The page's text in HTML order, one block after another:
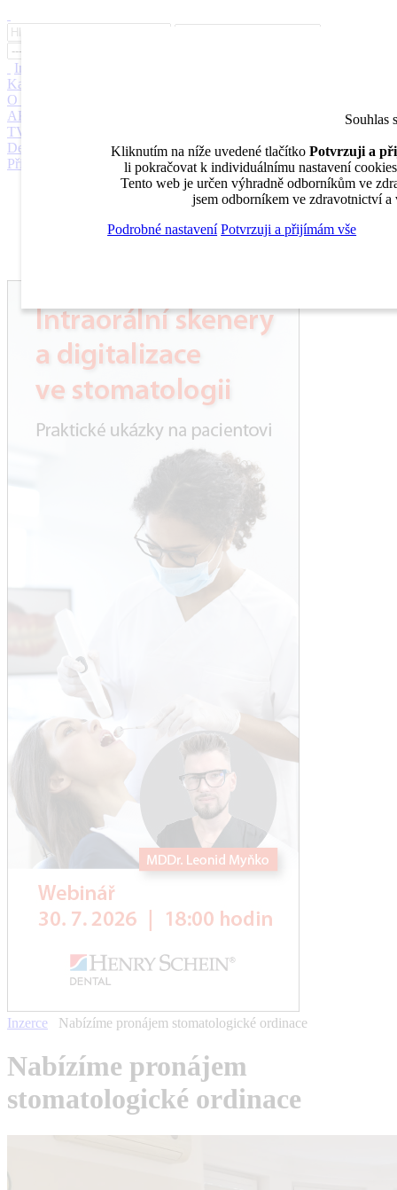
Inzerce
Kariérní poradenství
O nás
AKADEMIE
STOMATEAM
TV
DentalJobs.cz
menu search
Přihlásit
Pro inzerenty
Inzerce Nabízíme pronájem stomatologické ordinace
Nabízíme pronájem
stomatologické ordinace
Souhlas
Kliknutím na níže uvedené tlačítko Potvrzuji a
li pokračovat k individuálnímu nastavení
Tento web je určen výhradně odborníkům ve
jsem odborníkem ve zdravotnictví a
Podrobné nastavení Potvrzuji a přijímám vše